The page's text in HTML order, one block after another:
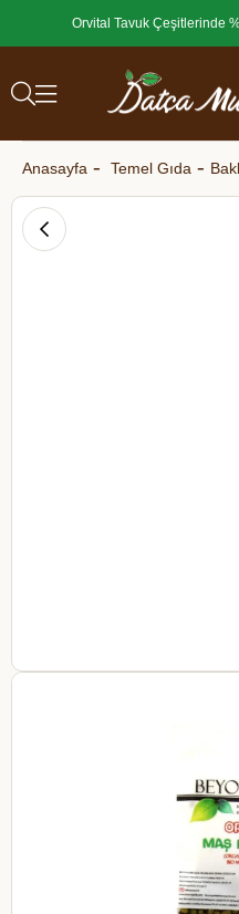
Orvital Tavuk Çeşitlerinde
Anasayfa Temel Gıda